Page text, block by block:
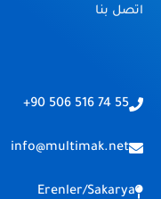
اتصل بنا
+90 506 516 74 55
info@multimak.net
Erenler/Sakarya